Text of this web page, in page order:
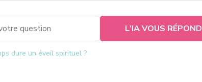
L'IA VOUS RÉPOND
dure un éveil spirituel ?